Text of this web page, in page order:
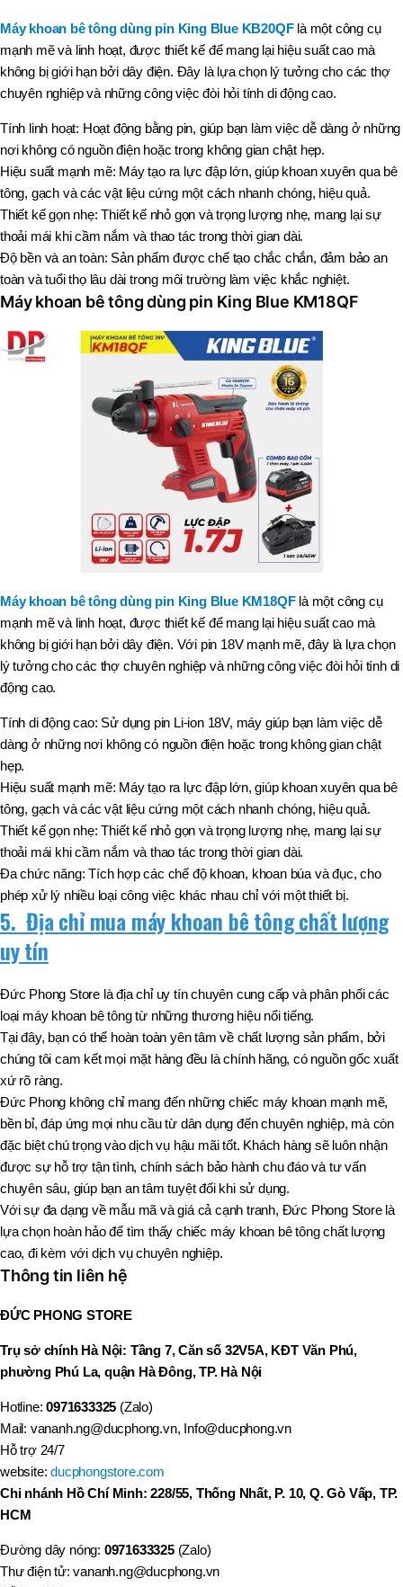
Máy khoan bê tông dùng pin King Blue KB20QFlà một công cụ
mạnh mẽ và linh hoạt, được thiết kế để mang lại hiệu suất cao mà
không bị giới hạn bởi dây điện. Đây là lựa chọn lý tưởng cho các thợ
chuyên nghiệp và những công việc đòi hỏi tính di động cao.
Tính linh hoạt: Hoạt động bằng pin, giúp bạn làm việc dễ dàng ở những
nơi không có nguồn điện hoặc trong không gian chật hẹp.
Hiệu suất mạnh mẽ: Máy tạo ra lực đập lớn, giúp khoan xuyên qua bê
tông, gạch và các vật liệu cứng một cách nhanh chóng, hiệu quả.
Thiết kế gọn nhẹ: Thiết kế nhỏ gọn và trọng lượng nhẹ, mang lại sự
thoải mái khi cầm nắm và thao tác trong thời gian dài.
Độ bền và an toàn: Sản phẩm được chế tạo chắc chắn, đảm bảo an
toàn và tuổi thọ lâu dài trong môi trường làm việc khắc nghiệt.
Máy khoan bê tông dùng pin King Blue KM18QF
Máy khoan bê tông dùng pin King Blue KM18QFlà một công cụ
mạnh mẽ và linh hoạt, được thiết kế để mang lại hiệu suất cao mà
không bị giới hạn bởi dây điện. Với pin 18V mạnh mẽ, đây là lựa chọn
lý tưởng cho các thợ chuyên nghiệp và những công việc đòi hỏi tính di
động cao.
Tính di động cao: Sử dụng pin Li-ion 18V, máy giúp bạn làm việc dễ
dàng ở những nơi không có nguồn điện hoặc trong không gian chật
hẹp.
Hiệu suất mạnh mẽ: Máy tạo ra lực đập lớn, giúp khoan xuyên qua bê
tông, gạch và các vật liệu cứng một cách nhanh chóng, hiệu quả.
Thiết kế gọn nhẹ: Thiết kế nhỏ gọn và trọng lượng nhẹ, mang lại sự
thoải mái khi cầm nắm và thao tác trong thời gian dài.
Đa chức năng: Tích hợp các chế độ khoan, khoan búa và đục, cho
phép xử lý nhiều loại công việc khác nhau chỉ với một thiết bị.
5. Địa chỉ mua máy khoan bê tông chất lượng
uy tín
Đức Phong Store là địa chỉ uy tín chuyên cung cấp và phân phối các
loại máy khoan bê tông từ những thương hiệu nổi tiếng.
Tại đây, bạn có thể hoàn toàn yên tâm về chất lượng sản phẩm, bởi
chúng tôi cam kết mọi mặt hàng đều là chính hãng, có nguồn gốc xuất
xứ rõ ràng.
Đức Phong không chỉ mang đến những chiếc máy khoan mạnh mẽ,
bền bỉ, đáp ứng mọi nhu cầu từ dân dụng đến chuyên nghiệp, mà còn
đặc biệt chú trọng vào dịch vụ hậu mãi tốt. Khách hàng sẽ luôn nhận
được sự hỗ trợ tận tình, chính sách bảo hành chu đáo và tư vấn
chuyên sâu, giúp bạn an tâm tuyệt đối khi sử dụng.
Với sự đa dạng về mẫu mã và giá cả cạnh tranh, Đức Phong Store là
lựa chọn hoàn hảo để tìm thấy chiếc máy khoan bê tông chất lượng
cao, đi kèm với dịch vụ chuyên nghiệp.
Thông tin liên hệ
ĐỨC PHONG STORE
Trụ sở chính Hà Nội: Tầng 7, Căn số 32V5A, KĐT Văn Phú,
phường Phú La, quận Hà Đông, TP. Hà Nội
Hotline:0971633325 (Zalo)
Mail: vananh.ng@ducphong.vn, Info@ducphong.vn
Hỗ trợ 24/7
website:ducphongstore.com
Chi nhánh Hồ Chí Minh: 228/55, Thống Nhất, P. 10, Q. Gò Vấp, TP.
HCM
Đường dây nóng: 0971633325(Zalo)
Thư điện tử: vananh.ng@ducphong.vn